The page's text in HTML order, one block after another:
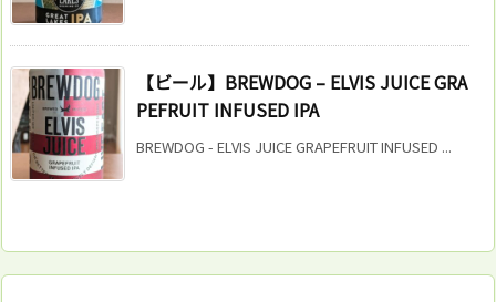
【ビール】BREWDOG – ELVIS JUICE GRA
PEFRUIT INFUSED IPA
BREWDOG - ELVIS JUICE GRAPEFRUIT INFUSED ...